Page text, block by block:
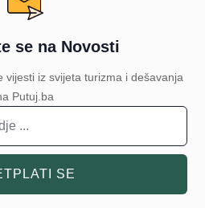
se na Novosti
vijesti iz svijeta turizma i dešavanja
Putuj.ba
SE